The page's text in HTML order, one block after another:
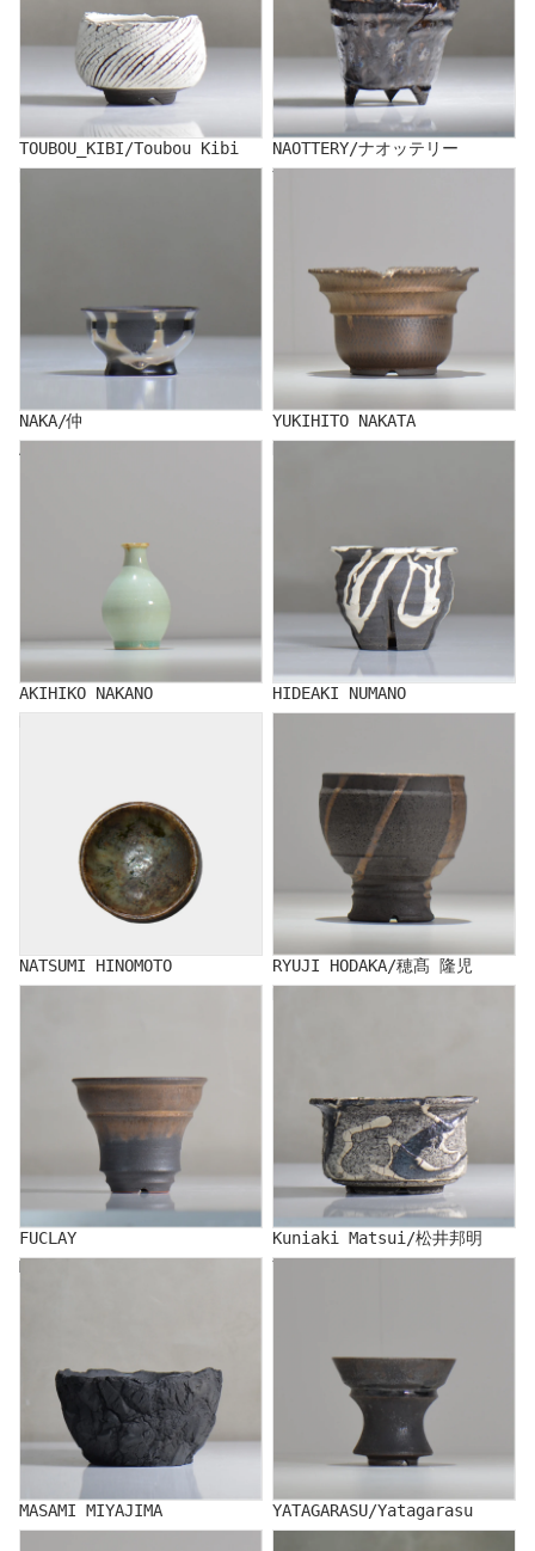
TOUBOU_KIBI/Toubou Kibi
NAOTTERY/ナオッテリー
NAKA/仲
YUKIHITO NAKATA
YUKIHITO NAKATA
AKIHIKO NAKANO
AKIHIKO NAKANO
HIDEAKI NUMANO
NATSUMI HINOMOTO
RYUJI HODAKA/穂髙 隆児
FUCLAY
Kuniaki Matsui/松井邦明
MASAMI MIYAJIMA
MASAMI MIYAJIMA
YATAGARASU/Yatagarasu
YATAGARASU/Yatagarasu